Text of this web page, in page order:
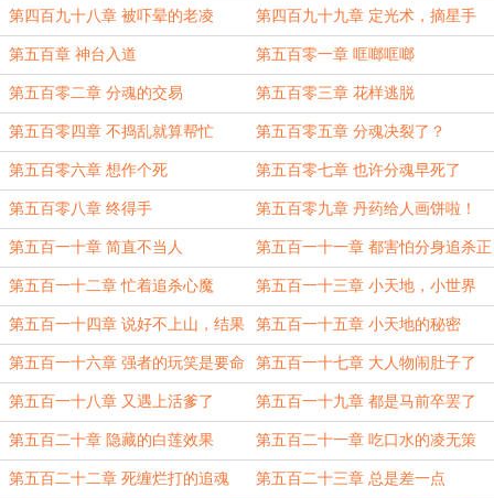
路
第四百九十八章 被吓晕的老凌 第四百九十九章 定光术，摘星手
第五百章 神台入道 第五百零一章 哐啷哐啷
第五百零二章 分魂的交易 第五百零三章 花样逃脱
第五百零四章 不捣乱就算帮忙 第五百零五章 分魂决裂了？
第五百零六章 想作个死 第五百零七章 也许分魂早死了
第五百零八章 终得手 第五百零九章 丹药给人画饼啦！
第五百一十章 简直不当人 第五百一十一章 都害怕分身追杀正
主
第五百一十二章 忙着追杀心魔 第五百一十三章 小天地，小世界
第五百一十四章 说好不上山，结果
你遁地？
第五百一十五章 小天地的秘密
第五百一十六章 强者的玩笑是要命
的
第五百一十七章 大人物闹肚子了
第五百一十八章 又遇上活爹了 第五百一十九章 都是马前卒罢了
第五百二十章 隐藏的白莲效果 第五百二十一章 吃口水的凌无策
第五百二十二章 死缠烂打的追魂 第五百二十三章 总是差一点